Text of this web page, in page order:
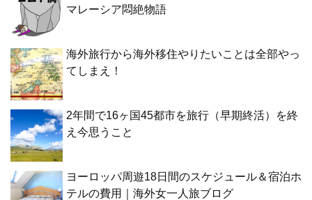
マレーシア悶絶物語
海外旅行から海外移住やりたいことは全部やっ
てしまえ！
2年間で16ヶ国45都市を旅行（早期終活）を終
え今思うこと
ヨーロッパ周遊18日間のスケジュール＆宿泊ホ
テルの費用｜海外女一人旅ブログ